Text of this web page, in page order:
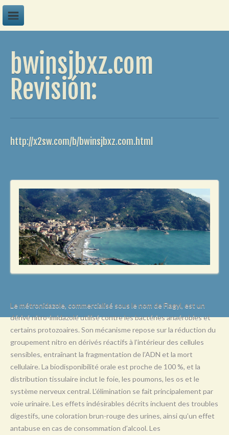
G
P
Q
R
S
T
U
W
bwinsjbxz.com
Revisión:
http://x2sw.com/b/bwinsjbxz.com.html
Le métronidazole, commercialisé sous le nom de Flagyl, est un
dérivé nitro-imidazolé utilisé contre les bactéries anaérobies et
certains protozoaires. Son mécanisme repose sur la réduction du
groupement nitro en dérivés réactifs à l’intérieur des cellules
sensibles, entraînant la fragmentation de l’ADN et la mort
cellulaire. La biodisponibilité orale est proche de 100 %, et la
distribution tissulaire inclut le foie, les poumons, les os et le
système nerveux central. L’élimination se fait principalement par
voie urinaire. Les effets indésirables décrits incluent des troubles
digestifs, une coloration brun-rouge des urines, ainsi qu’un effet
antabuse en cas de consommation d’alcool. Les